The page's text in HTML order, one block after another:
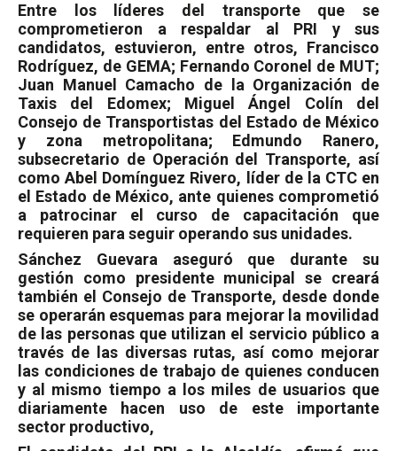
Entre los líderes del transporte que se
comprometieron a respaldar al PRI y sus
candidatos, estuvieron, entre otros, Francisco
Rodríguez, de GEMA; Fernando Coronel de MUT;
Juan Manuel Camacho de la Organización de
Taxis del Edomex; Miguel Ángel Colín del
Consejo de Transportistas del Estado de México
y zona metropolitana; Edmundo Ranero,
subsecretario de Operación del Transporte, así
como Abel Domínguez Rivero, líder de la CTC en
el Estado de México, ante quienes comprometió
a patrocinar el curso de capacitación que
requieren para seguir operando sus unidades.
Sánchez Guevara aseguró que durante su
gestión como presidente municipal se creará
también el Consejo de Transporte, desde donde
se operarán esquemas para mejorar la movilidad
de las personas que utilizan el servicio público a
través de las diversas rutas, así como mejorar
las condiciones de trabajo de quienes conducen
y al mismo tiempo a los miles de usuarios que
diariamente hacen uso de este importante
sector productivo,